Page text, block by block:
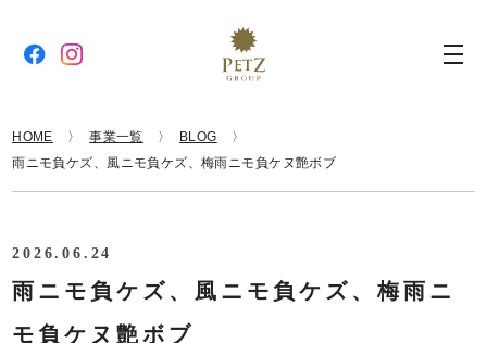
HOME 事業一覧
BLOG
雨ニモ負ケズ、風ニモ負ケズ、梅雨ニモ負ケヌ艶ボブ
2026.06.24
雨ニモ負ケズ、風ニモ負ケズ、梅雨ニ
モ負ケヌ艶ボブ